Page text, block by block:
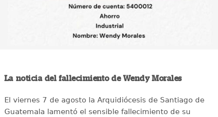
La noticia del fallecimiento de Wendy Morales
El viernes 7 de agosto la Arquidiócesis de Santiago de
Guatemala lamentó el sensible fallecimiento de su